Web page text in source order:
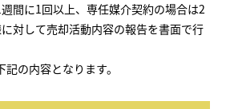
間に1回以上、専任媒介契約の場合は2
対して売却活動内容の報告を書面で行
の内容となります。